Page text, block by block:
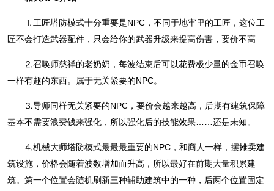
⒈工匠塔防模式十分重要是NPC，不同于地牢里的工匠，这位工
匠不会打造武器配件，只会给你的武器升级来提高伤害，要价不高
⒉召唤师慈祥的老奶奶，每波结束后可以花费极少量的金币召唤
一样有趣的东西。属于无关紧要的NPC。
⒊导师同样无关紧要的NPC，要价会越来越高，后期有建筑保障
基本不需要浪费钱来强化，所以强化后的技能效果……还是未知。
⒋机械大师塔防模式最最最重要的NPC，和商人一样，摆摊卖建
筑设施，价格会随着波数增加而升高，所以最好在前期大量积累建
筑。第一个位置会随机刷新三种辅助建筑中的一种，后两个位置固定